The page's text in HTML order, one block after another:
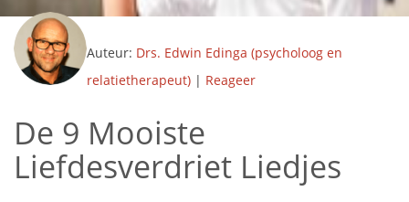
Auteur: Drs. Edwin Edinga (psycholoog en
relatietherapeut) | Reageer
De 9 Mooiste
Liefdesverdriet Liedjes